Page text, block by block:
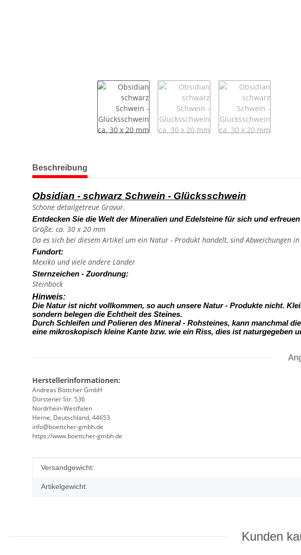
weitere Registerkarten anzeigen
Beschreibung
Obsidian - schwarz Schwein - Glücksschwein
Schöne detailgetreue Gravur.
Entdecken Sie die Welt der Mineralien und Edelsteine für sich und
Größe: ca. 30 x 20 mm
Da es sich bei diesem Artikel um ein Natur - Produkt handelt, sind Abweichungen
Fundort:
Mexiko und viele andere Länder
Sternzeichen - Zuordnung:
Steinbock
Hinweis:
Die Natur ist nicht vollkommen, so auch unsere Natur - Produkte nicht.
sondern belegen die Echtheit des Steines.
Durch Schleifen und Polieren des Mineral - Rohsteines, kann manchmal
eine mikroskopisch kleine Kante bzw. wie ein Riss, dies ist naturgegeben
Herstellerinformationen:
Andreas Böttcher GmbH
Dorstener Str. 536
Nordrhein-Westfalen
Herne, Deutschland, 44653
info@boettcher-gmbh.de
https://www.boettcher-gmbh.de
Produkteigenschaft
Wert
Versandgewicht:
Artikelgewicht:
Kunden